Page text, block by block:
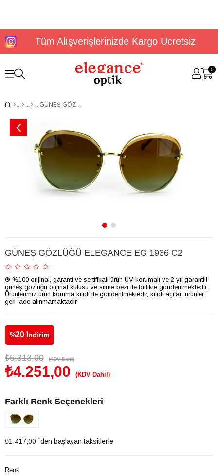
Tüm Alışverişlerinizde Kargo Ücretsiz
0
GÜNEŞ GÖZLÜĞÜ ELEGANCE EG 1936 C2
GÜNEŞ GÖZLÜĞÜ ELEGANCE EG 1936 C2
® %100 orijinal, garanti ve sertifikalı ürün UV korumalı ve 2 yıl garantili
güneş gözlüğü orijinal kutusu ve silme bezi ile birlikte gönderilmektedir.
Ürünlerimiz ürün koruma kilidi ile gönderilmektedir, kilidi açılan ürünler
geri iade alınmamaktadır.
%20 İndirim
₺5.313,00 (KDV Dahil)
₺4.251,00 (KDV Dahil)
Farklı Renk Seçenekleri
₺1.417,00 `den başlayan taksitlerle
Renk